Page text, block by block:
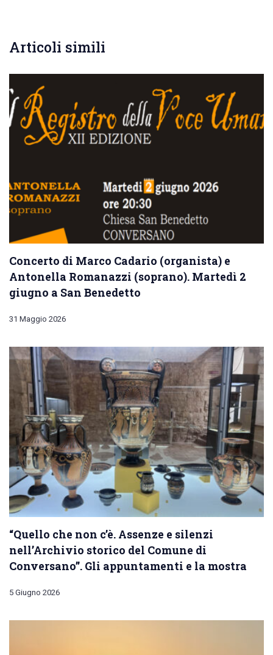
Articoli simili
Concerto di Marco Cadario (organista) e
Antonella Romanazzi (soprano). Martedì 2
giugno a San Benedetto
31 Maggio 2026
“Quello che non c’è. Assenze e silenzi
nell’Archivio storico del Comune di
Conversano”. Gli appuntamenti e la mostra
5 Giugno 2026